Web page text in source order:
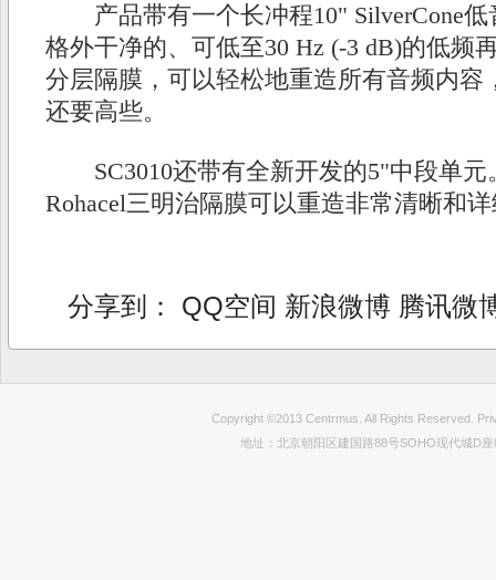
产品带有一个长冲程10" SilverCone低
格外干净的、可低至30 Hz (-3 dB)的低频
分层隔膜，可以轻松地重造所有音频内容
还要高些。
SC3010还带有全新开发的5"中段单元
Rohacel三明治隔膜可以重造非常清晰和
分享到： QQ空间 新浪微博 腾讯微
Copyright ©2013 Centrmus. All Rights Reserved.
地址：北京朝阳区建国路88号SOHO现代城D